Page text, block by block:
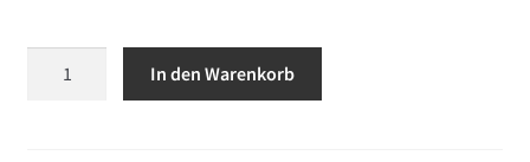
In den Warenkorb